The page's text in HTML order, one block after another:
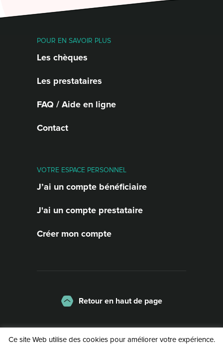
POUR EN SAVOIR PLUS
Les chèques
Les prestataires
FAQ / Aide en ligne
Contact
VOTRE ESPACE PERSONNEL
J’ai un compte bénéficiaire
J'ai un compte prestataire
Créer mon compte
Retour en haut de page
La charte
Mentions légales
Ce site Web utilise des cookies pour améliorer votre expérience.